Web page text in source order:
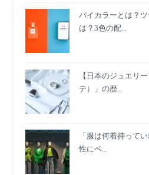
バイカラーとは？
は？3色の配...
【日本のジュエリ
テ）」の歴...
「服は何着持って
性にベ...